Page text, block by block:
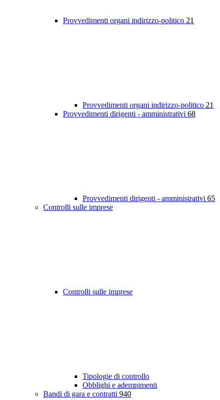
Provvedimenti organi indirizzo-politico 21
Provvedimenti organi indirizzo-politico 21
Provvedimenti dirigenti - amministrativi 68
Provvedimenti dirigenti - amministrativi 65
Controlli sulle imprese
Controlli sulle imprese
Tipologie di controllo
Obblighi e adempimenti
Bandi di gara e contratti 940